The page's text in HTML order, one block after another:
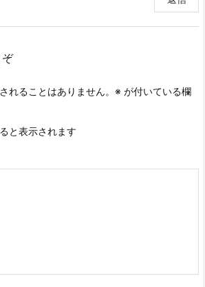
れることはありません。 ※ が付いている欄
と表示されます